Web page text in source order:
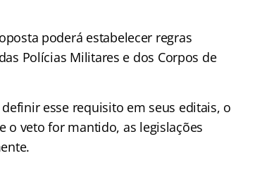
poderá estabelecer regras
Polícias Militares e dos Corpos de
esse requisito em seus editais, o
o veto for mantido, as legislações